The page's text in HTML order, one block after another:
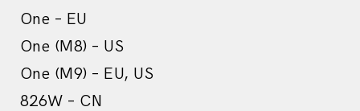
One – EU
One (M8) – US
One (M9) – EU, US
826W – CN